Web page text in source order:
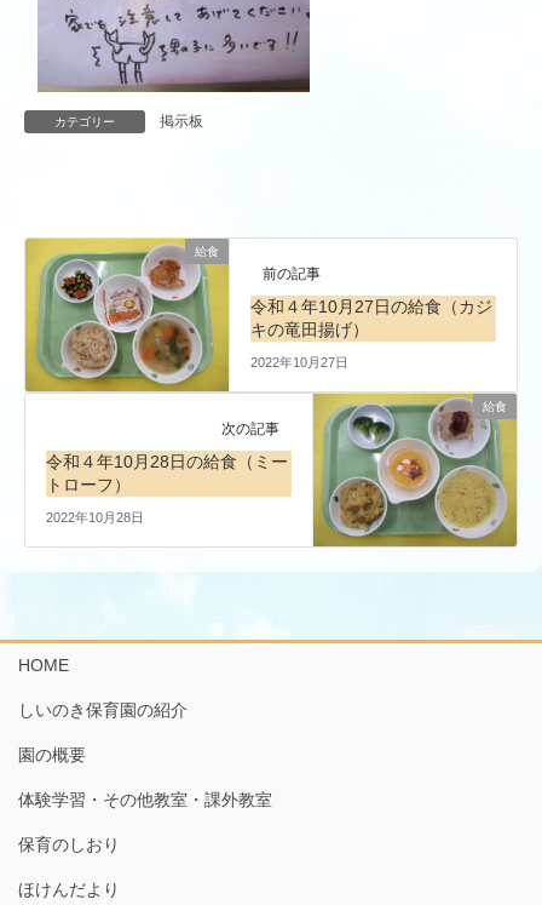
カテゴリー 掲示板
給食
前の記事
令和４年10月27日の給食（カジ
キの竜田揚げ）
2022年10月27日
給食
次の記事
令和４年10月28日の給食（ミー
トローフ）
2022年10月28日
HOME
しいのき保育園の紹介
園の概要
体験学習・その他教室・課外教室
保育のしおり
ほけんだより